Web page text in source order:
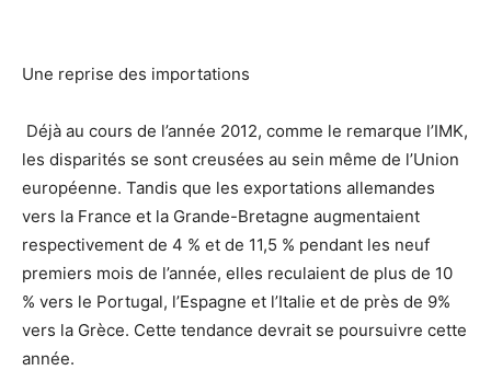
Une reprise des importations
Déjà au cours de l’année 2012, comme le remarque l’IMK,
les disparités se sont creusées au sein même de l’Union
européenne. Tandis que les exportations allemandes
vers la France et la Grande-Bretagne augmentaient
respectivement de 4 % et de 11,5 % pendant les neuf
premiers mois de l’année, elles reculaient de plus de 10
% vers le Portugal, l’Espagne et l’Italie et de près de 9%
vers la Grèce. Cette tendance devrait se poursuivre cette
année.